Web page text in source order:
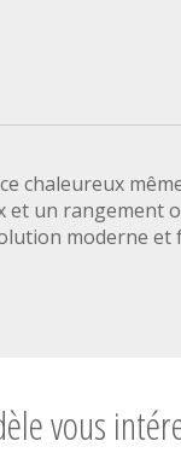
chaleureux
un
moderne et
vous